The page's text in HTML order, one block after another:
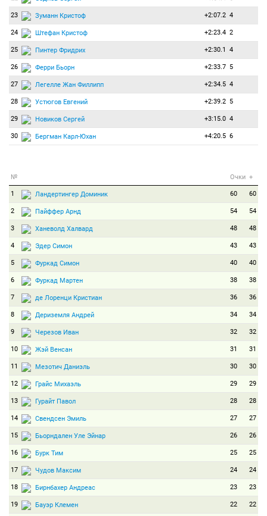
23 Зуманн Кристоф +2:07.2 4
24 Штефан Кристоф +2:23.4 2
25 Пинтер Фридрих +2:30.1 4
26 Ферри Бьорн +2:33.7 5
27 Легелле Жан Филлипп +2:34.5 4
28 Устюгов Евгений +2:39.2 5
29 Новиков Сергей +3:15.0 4
30 Бергман Карл-Юхан +4:20.5 6
№ Очки +
1 Ландертингер Доминик 60 60
2 Пайффер Арнд 54 54
3 Ханеволд Халвард 48 48
4 Эдер Симон 43 43
5 Фуркад Симон 40 40
6 Фуркад Мартен 38 38
7 де Лоренци Кристиан 36 36
8 Дериземля Андрей 34 34
9 Черезов Иван 32 32
10 Жэй Венсан 31 31
11 Мезотич Даниэль 30 30
12 Грайс Михаэль 29 29
13 Гурайт Павол 28 28
14 Свендсен Эмиль 27 27
15 Бьорндален Уле Эйнар 26 26
16 Бурк Тим 25 25
17 Чудов Максим 24 24
18 Бирнбахер Андреас 23 23
19 Бауэр Клемен 22 22